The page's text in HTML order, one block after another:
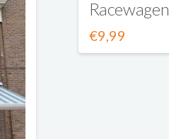
Racewagen
€9,99